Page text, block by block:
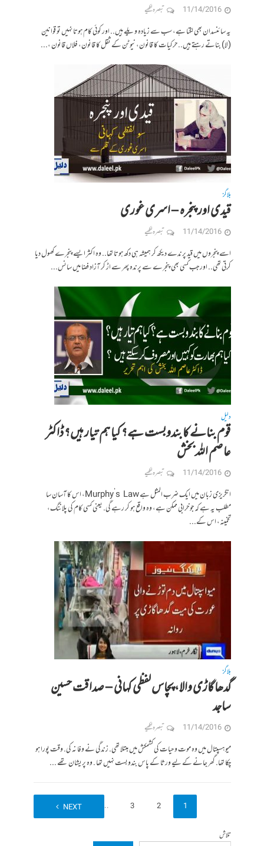
11/14/2016 تبصرہ لکھیے
یہ سائنسدان بھی لگتا ہے، سب سے زیادہ ویلے ہیں.. اور کوئی کام ہوتا نہیں تو قوانین
(لا) بناتے رہتے ہیں.. حرکیات کا قانون، نیوٹن کے ثقل کا قانون، فلاں قانون ،...
بلاگز
قیدی اور پنجرہ – اسری غوری
11/14/2016 تبصرہ لکھیے
اسے پنجروں میں قید پرندے دیکھ کر ہمیشہ ہی دکھ ہوتا تھا.. وہ اکثر ایسے پنجرے کھول دیا
کرتی تھی.. اور جب کسی بھی پنجرے سے پرندہ پھر سے اڑ کر آزاد فضا میں سانس...
دلیل
قوم بنانے کا بندوبست ہے؟ کیا ہم تیار ہیں؟ ڈاکٹر
عاصم اللہ بخش
11/14/2016 تبصرہ لکھیے
انگریزی زبان میں ایک ضرب المثل ہے Murphy’s Law، اس کا آسان سا
مطلب یہ ہے کہ جو خرابی ممکن ہے، وہ واقع ہو کر رہے گی. یعنی کسی کام کی پلاننگ،
تخمینہ، اس کے...
بلاگز
گدھا گاڑی والا، پچاس لفظی کہانی – صداقت حسین
ساجد
11/14/2016 تبصرہ لکھیے
میو ہسپتال میں وہ موت و حیات کی کشمکش میں مبتلا تھی. زندگی نے وفا نہ کی. وقت پورا ہو
چکا تھا. گھر جانے کے لیے ورثا کے پاس بندوبست نہیں تھا . وہ پریشان تھے ...
1
2
3
…
42
NEXT
تلاش